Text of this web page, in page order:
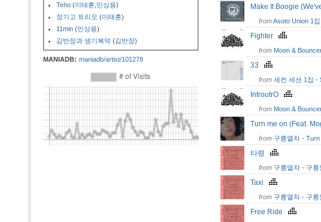
Teho (이태훈 민상용)
정기고 트리오 (이태훈)
11min (민상용)
김반장과 생기복덕 (김반장)
MANIADB: maniadb/artist/101278
Make It Boogie
fromAsoto Union 1
Fighter
from Moon &
33
from 세컨 세션 1집 -
IntroutrO
from Moon &
Turn me on (Feat.
from 구릉열차 -
타령
from 구릉열차 - 구
Taxi
from 구릉열차 - 구
Free Ride